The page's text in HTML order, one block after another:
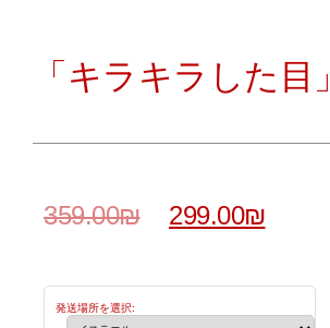
「キラキラした目」
359.00₪ 299.00₪
発送場所を選択: